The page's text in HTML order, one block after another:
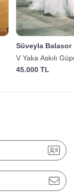
Süveyla Balasor
V Yaka Askılı
45.000 TL